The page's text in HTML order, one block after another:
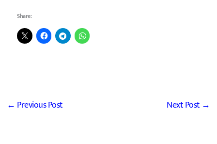
Share:
← Previous Post Next Post →